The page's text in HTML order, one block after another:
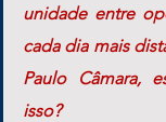
unidade entre
cada dia mais
Paulo Câmara,
isso?